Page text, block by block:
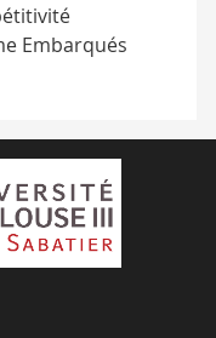
Embarqués